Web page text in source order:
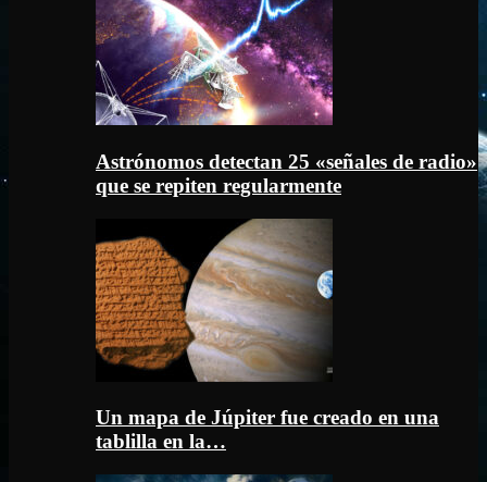
Astrónomos detectan 25 «señales de radio»
que se repiten regularmente
Un mapa de Júpiter fue creado en una
tablilla en la…